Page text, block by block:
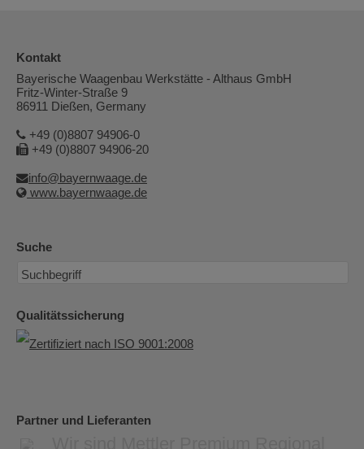
Kontakt
Bayerische Waagenbau Werkstätte - Althaus GmbH
Fritz-Winter-Straße 9
86911 Dießen, Germany
+49 (0)8807 94906-0
+49 (0)8807 94906-20
info@bayernwaage.de
www.bayernwaage.de
Suche
Qualitätssicherung
Partner und Lieferanten